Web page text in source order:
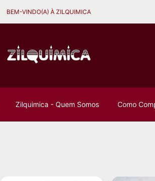
BEM-VINDO(A) À ZILQUIMICA
Zilquimica - Quem Somos Como